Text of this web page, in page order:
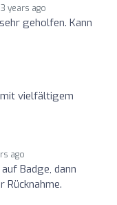
3 years ago
geholfen. Kann
vielfältigem
ago
Badge, dann
Rücknahme.